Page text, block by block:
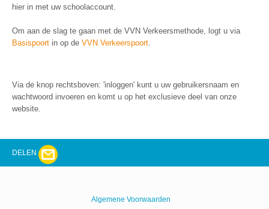
hier in met uw schoolaccount.
Om aan de slag te gaan met de VVN Verkeersmethode, logt u via
Basispoort in op de VVN Verkeerspoort.
Via de knop rechtsboven: 'inloggen' kunt u uw gebruikersnaam en
wachtwoord invoeren en komt u op het exclusieve deel van onze
website.
DELEN
Algemene Voorwaarden